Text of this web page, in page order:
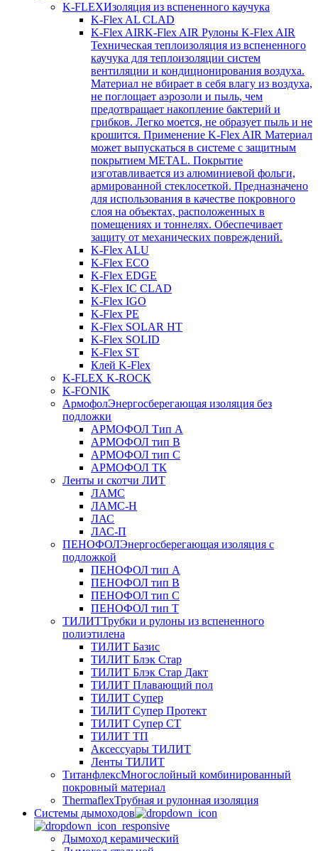
K-FLEXИзоляция из вспененного каучука
K-Flex AL CLAD
K-Flex AIRK-Flex AIR Рулоны K-Flex AIR
Техническая теплоизоляция из вспененного
каучука для теплоизоляции систем
вентиляции и кондиционирования воздуха.
Материал не вбирает в себя влагу из воздуха,
не поглощает аэрозоли и пыль, чем
предотвращает накопление бактерий и
грибков. Легко моется, не образует пыль и не
крошится. Применение K-Flex AIR Материал
может выпускаться в системе c защитным
покрытием METAL. Покрытие
изготавливается из алюминиевой фольги,
армированной стеклосеткой. Предназначено
для использования в качестве покровного
слоя на объектах, расположенных в
помещениях и тоннелях. Обеспечивает
защиту от механических повреждений.
K-Flex ALU
K-Flex ECO
K-Flex EDGE
K-Flex IC CLAD
K-Flex IGO
K-Flex PE
K-Flex SOLAR HT
K-Flex SOLID
K-Flex ST
Клей K-Flex
K-FLEX K-ROCK
K-FONIK
АрмофолЭнергосберегающая изоляция без
подложки
АРМОФОЛ Тип А
АРМОФОЛ тип В
АРМОФОЛ тип C
АРМОФОЛ ТК
Ленты и скотчи ЛИТ
ЛАМС
ЛАМС-Н
ЛАС
ЛАС-П
ПЕНОФОЛЭнергосберегающая изоляция с
подложкой
ПЕНОФОЛ тип А
ПЕНОФОЛ тип B
ПЕНОФОЛ тип C
ПЕНОФОЛ тип T
ТИЛИТТрубки и рулоны из вспененного
полиэтилена
ТИЛИТ Базис
ТИЛИТ Блэк Стар
ТИЛИТ Блэк Стар Дакт
ТИЛИТ Плавающий пол
ТИЛИТ Супер
ТИЛИТ Супер Протект
ТИЛИТ Супер СТ
ТИЛИТ ТП
Аксессуары ТИЛИТ
Ленты ТИЛИТ
ТитанфлексМногослойный комбинированный
покровный материал
ThermaflexТрубная и рулонная изоляция
Cистемы дымоходов
Дымоход керамический